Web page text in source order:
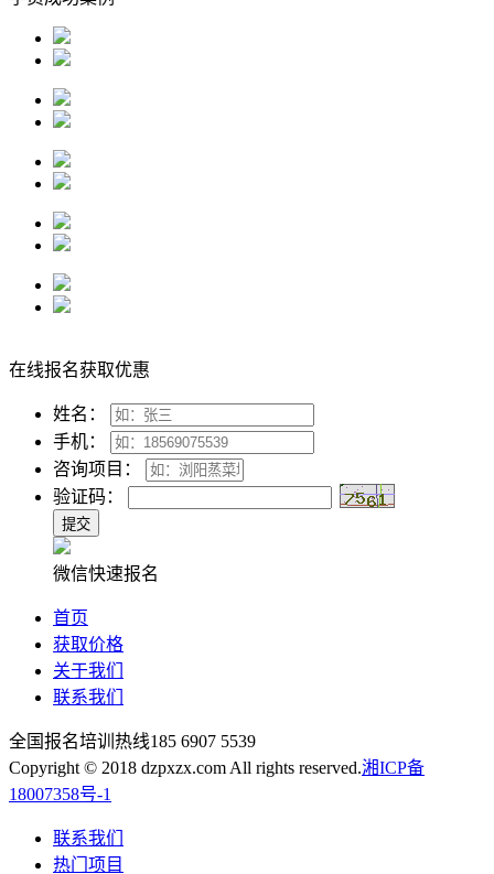
在线报名获取优惠
姓名：
手机：
咨询项目：
验证码：
微信快速报名
首页
获取价格
关于我们
联系我们
全国报名培训热线185 6907 5539
Copyright © 2018 dzpxzx.com All rights reserved.湘ICP备
18007358号-1
联系我们
热门项目